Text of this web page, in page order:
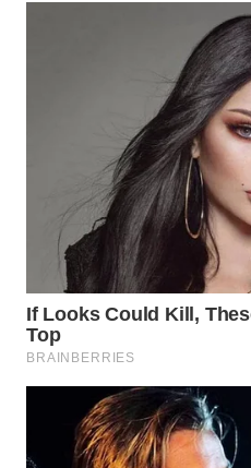
SEMARANG
WN
SOLO
WN
BOROBUDUR
MADURA
WN